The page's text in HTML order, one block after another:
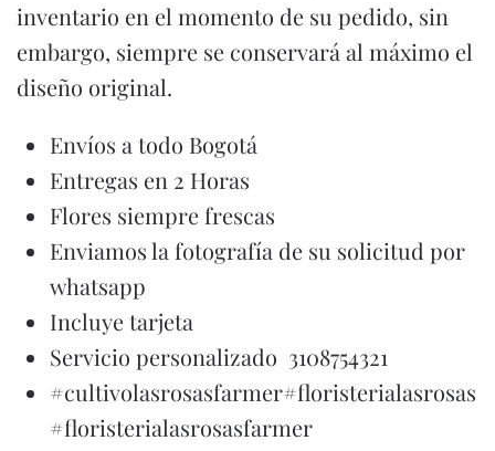
inventario en el momento de su pedido, sin
embargo, siempre se conservará al máximo el
diseño original.
Envíos a todo Bogotá
Entregas en 2 Horas
Flores siempre frescas
Enviamos la fotografía de su solicitud por
whatsapp
Incluye tarjeta
Servicio personalizado 3108754321
#cultivolasrosasfarmer#floristerialasrosas
#floristerialasrosasfarmer